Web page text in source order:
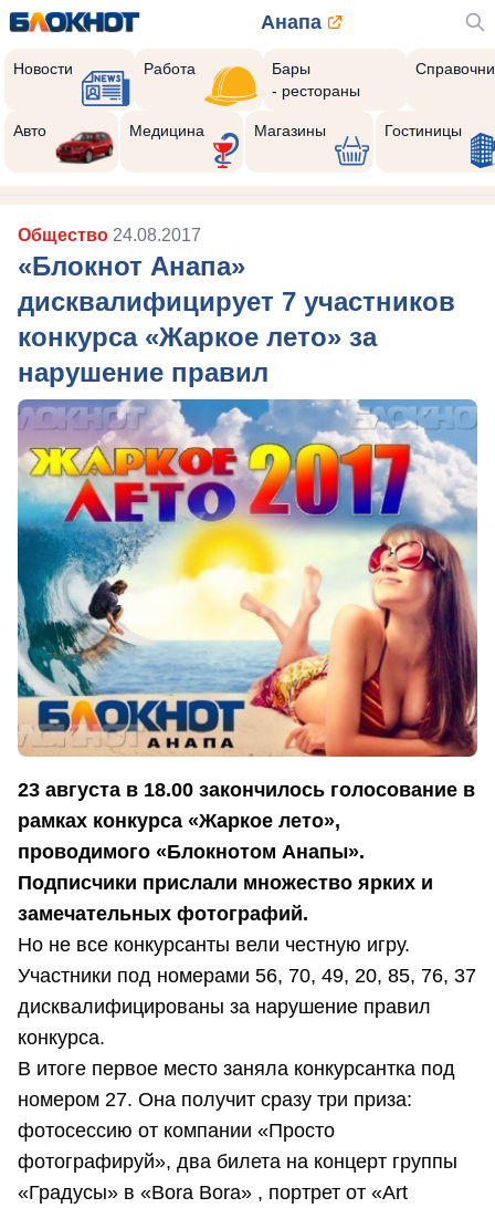
Анапа
Новости Работа
Бары
- рестораны
Авто Медицина Магазины Гостиницы
Общество 24.08.2017
«Блокнот Анапа»
дисквалифицирует 7 участников
конкурса «Жаркое лето» за
нарушение правил
23 августа в 18.00 закончилось голосование в
рамках конкурса «Жаркое лето»,
проводимого «Блокнотом Анапы».
Подписчики прислали множество ярких и
замечательных фотографий.
Но не все конкурсанты вели честную игру.
Участники под номерами 56, 70, 49, 20, 85, 76, 37
дисквалифицированы за нарушение правил
конкурса.
В итоге первое место заняла конкурсантка под
номером 27. Она получит сразу три приза:
фотосессию от компании «Просто
фотографируй», два билета на концерт группы
«Градусы» в «Bora Bora» , портрет от «Art